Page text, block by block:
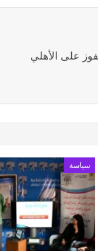
على الأهلي
سياسة